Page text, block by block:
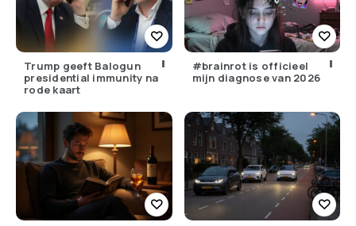
Trump geeft Balogun
presidential immunity na
rode kaart
#brainrot is officieel
mijn diagnose van 2026